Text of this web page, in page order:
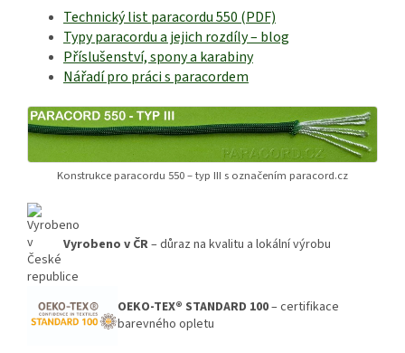
Technický list paracordu 550 (PDF)
Typy paracordu a jejich rozdíly – blog
Příslušenství, spony a karabiny
Nářadí pro práci s paracordem
Konstrukce paracordu 550 – typ III s označením paracord.cz
Vyrobeno v ČR– důraz na kvalitu a lokální výrobu
OEKO-TEX® STANDARD 100– certifikace
barevného opletu